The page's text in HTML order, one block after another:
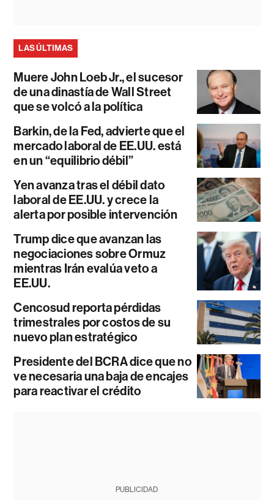
LAS ÚLTIMAS
Muere John Loeb Jr., el sucesor
de una dinastía de Wall Street
que se volcó a la política
Barkin, de la Fed, advierte que el
mercado laboral de EE.UU. está
en un “equilibrio débil”
Yen avanza tras el débil dato
laboral de EE.UU. y crece la
alerta por posible intervención
Trump dice que avanzan las
negociaciones sobre Ormuz
mientras Irán evalúa veto a
EE.UU.
Cencosud reporta pérdidas
trimestrales por costos de su
nuevo plan estratégico
Presidente del BCRA dice que no
ve necesaria una baja de encajes
para reactivar el crédito
PUBLICIDAD